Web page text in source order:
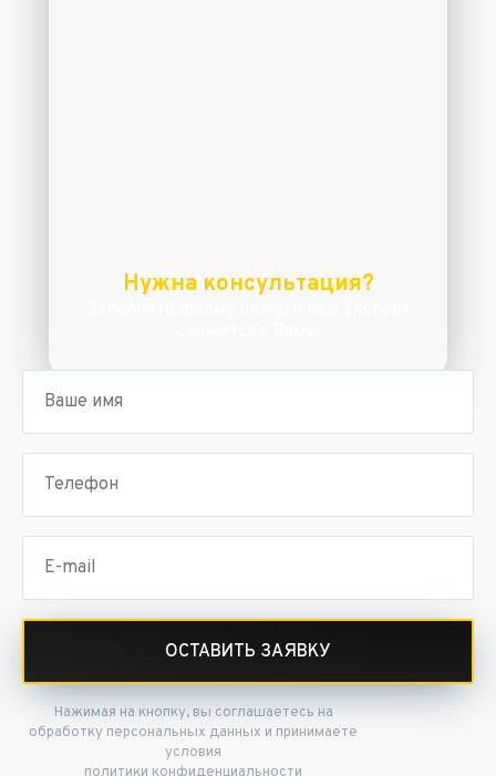
Нужна консультация?
ОСТАВИТЬ ЗАЯВКУ
Нажимая на кнопку, вы соглашаетесь на
обработку персональных данных и принимаете
условия